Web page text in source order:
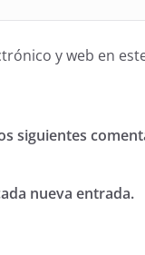
y web en
siguientes
nueva entrada.